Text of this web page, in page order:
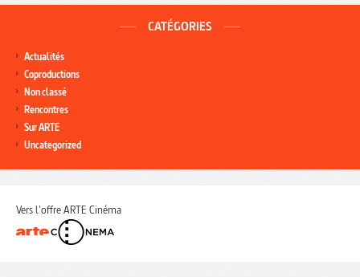
CATÉGORIES
Actualités
Coproductions
Non classé
Rencontres
Sur ARTE
Uncategorized
Vers l'offre ARTE Cinéma